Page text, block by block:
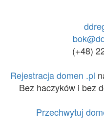
(+48)
Rejestracja domen .pl
Bez haczyków i bez
Przechwytuj